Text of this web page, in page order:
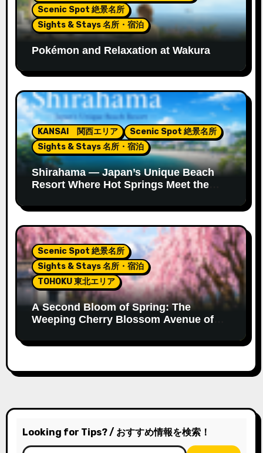
Scenic Spot 絶景名所
Sights & Stays 名所・宿泊
Pokémon and Relaxation at Wakura
KANSAI 関西エリア
Scenic Spot 絶景名所
Sights & Stays 名所・宿泊
Shirahama — Japan’s Unique Beach
Resort Where Hot Springs Meet the
Scenic Spot 絶景名所
Sights & Stays 名所・宿泊
TOHOKU 東北エリア
A Second Bloom of Spring: The
Weeping Cherry Blossom Avenue of
Looking for Tips? / おすすめ情報を検索！